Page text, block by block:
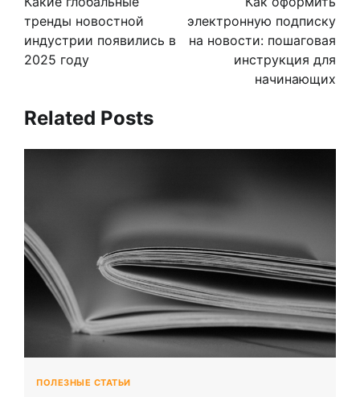
записям
тренды новостной
индустрии появились в
2025 году
электронную подписку
на новости: пошаговая
инструкция для
начинающих
Related Posts
ПОЛЕЗНЫЕ СТАТЬИ